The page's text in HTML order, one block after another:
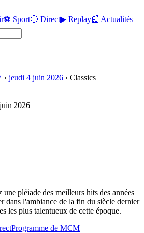
⚽ Sport🔴 Direct▶ Replay📰 Actualités
› jeudi 4 juin 2026 › Classics
2026
pléiade des meilleurs hits des années
dans l'ambiance de la fin du siècle dernier
les plus talentueux de cette époque.
Programme de MCM